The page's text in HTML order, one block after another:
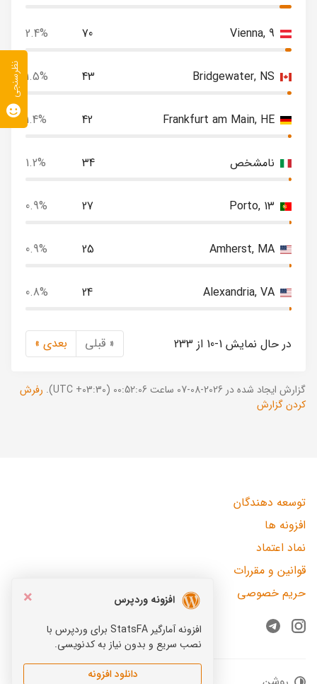
Vienna, 9
70
2.4%
Bridgewater, NS
43
1.5%
Frankfurt am Main, HE
42
1.4%
نامشخص 34
1.2%
Porto, 13
27
0.9%
Amherst, MA
25
0.9%
Alexandria, VA
24
0.8%
در حال نمایش 1-10 از 233 « قبلی بعدی »
گزارش ایجاد شده در 2026-08-07 ساعت 00:52:06 (UTC +03:30).
رفرش
کردن گزارش
×
افزونه وردپرس
افزونه آمارگیر StatsFA برای وردپرس با
نصب سریع و بدون نیاز به کدنویسی.
دانلود افزونه
توسعه دهندگان
افزونه ها
نماد اعتماد
قوانین و مقررات
حریم خصوصی
Instagram
Telegram
نظرسنجی